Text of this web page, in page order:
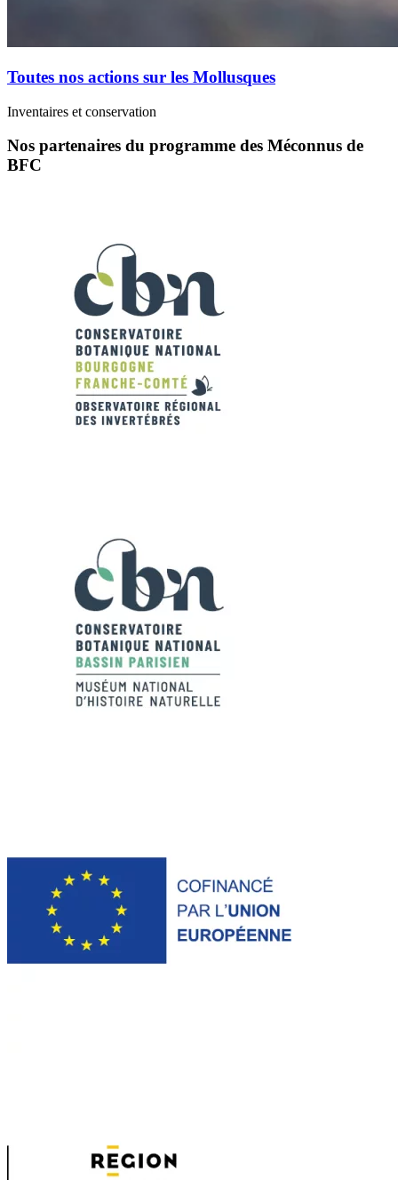
Toutes nos actions sur les Mollusques
Inventaires et conservation
Nos partenaires du programme des Méconnus de
BFC